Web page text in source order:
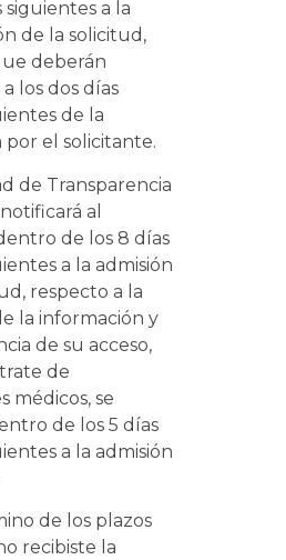
siguientes a la
de la solicitud,
deberán
los dos días
de la
por el solicitante.
de Transparencia
al
de los 8 días
a la admisión
respecto a la
la información y
de su acceso,
de
médicos, se
de los 5 días
a la admisión
de los plazos
recibiste la